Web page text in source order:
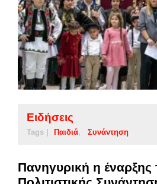
Ειδήσεις
Tags | Παιδιά Συνάντηση
Πανηγυρική η έναρξης